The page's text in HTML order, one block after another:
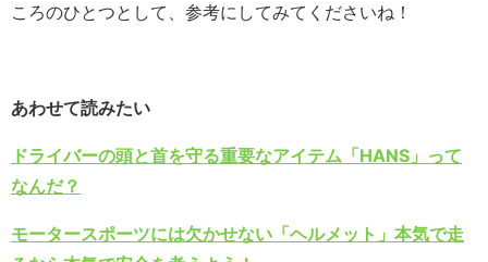
ころのひとつとして、参考にしてみてくださいね！
あわせて読みたい
ドライバーの頭と首を守る重要なアイテム「HANS」って
なんだ？
モータースポーツには欠かせない「ヘルメット」本気で走